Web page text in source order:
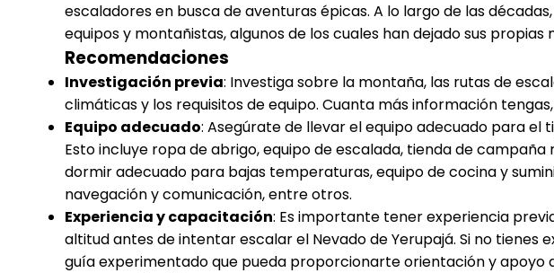
escaladores en busca de aventuras épicas. A lo largo de las
equipos y montañistas, algunos de los cuales han dejado sus
Recomendaciones
Investigación previa: Investiga sobre la montaña, las rutas de
climáticas y los requisitos de equipo. Cuanta más información
Equipo adecuado: Asegúrate de llevar el equipo adecuado para el
Esto incluye ropa de abrigo, equipo de escalada, tienda de
dormir adecuado para bajas temperaturas, equipo de cocina y
navegación y comunicación, entre otros.
Experiencia y capacitación: Es importante tener experiencia
altitud antes de intentar escalar el Nevado de Yerupajá. Si no tienes
guía experimentado que pueda proporcionarte orientación y apoyo